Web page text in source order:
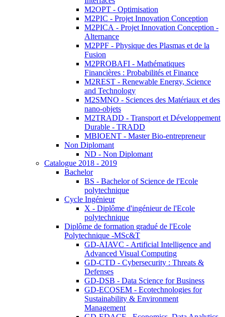
M2OPT - Optimisation
M2PIC - Projet Innovation Conception
M2PICA - Projet Innovation Conception -
Alternance
M2PPF - Physique des Plasmas et de la
Fusion
M2PROBAFI - Mathématiques
Financières : Probabilités et Finance
M2REST - Renewable Energy, Science
and Technology
M2SMNO - Sciences des Matériaux et des
nano-objets
M2TRADD - Transport et Développement
Durable - TRADD
MBIOENT - Master Bio-entrepreneur
Non Diplomant
ND - Non Diplomant
Catalogue 2018 - 2019
Bachelor
BS - Bachelor of Science de l'Ecole
polytechnique
Cycle Ingénieur
X - Diplôme d'ingénieur de l'Ecole
polytechnique
Diplôme de formation gradué de l'Ecole
Polytechnique -MSc&T
GD-AIAVC - Artificial Intelligence and
Advanced Visual Computing
GD-CTD - Cybersecurity : Threats &
Defenses
GD-DSB - Data Science for Business
GD-ECOSEM - Ecotechnologies for
Sustainability & Environment
Management